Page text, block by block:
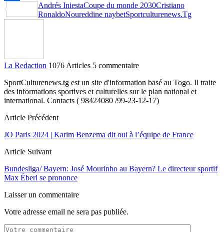
Partager
Andrés IniestaCoupe du monde 2030Cristiano
RonaldoNoureddine naybetSportculturenews.Tg
La Redaction 1076 Articles 5 commentaire
SportCulturenews.tg est un site d'information basé au Togo. Il traite
des informations sportives et culturelles sur le plan national et
international. Contacts ( 98424080 /99-23-12-17)
Article Précédent
JO Paris 2024 | Karim Benzema dit oui à l’équipe de France
Article Suivant
Bundesliga/ Bayern: José Mourinho au Bayern? Le directeur sportif
Max Éberl se prononce
Laisser un commentaire
Votre adresse email ne sera pas publiée.